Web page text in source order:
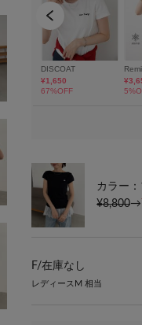
カラー
¥8,800→
F/在庫なし
レディースM 相当